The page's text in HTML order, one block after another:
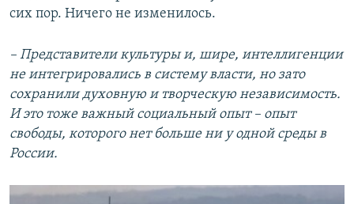
сих пор. Ничего не изменилось.
– Представители культуры и, шире, интеллигенции
не интегрировались в систему власти, но зато
сохранили духовную и творческую независимость.
И это тоже важный социальный опыт – опыт
свободы, которого нет больше ни у одной среды в
России.